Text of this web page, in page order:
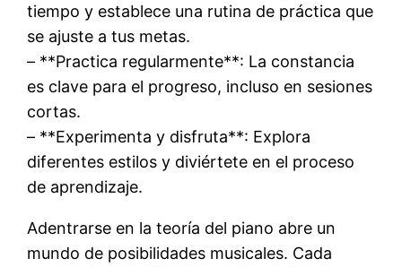
tiempo y establece una rutina de práctica que
se ajuste a tus metas.
– **Practica regularmente**: La constancia
es clave para el progreso, incluso en sesiones
cortas.
– **Experimenta y disfruta**: Explora
diferentes estilos y diviértete en el proceso
de aprendizaje.
Adentrarse en la teoría del piano abre un
mundo de posibilidades musicales. Cada